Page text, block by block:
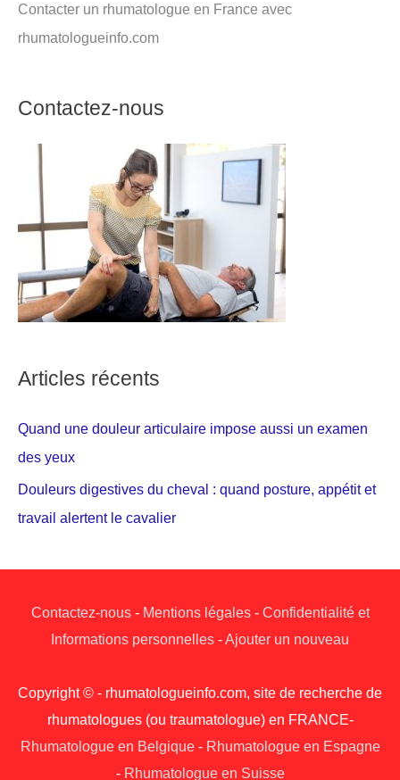
Contacter un rhumatologue en France avec
rhumatologueinfo.com
Contactez-nous
Articles récents
Quand une douleur articulaire impose aussi un examen
des yeux
Douleurs digestives du cheval : quand posture, appétit et
travail alertent le cavalier
Contactez-nous- Mentions légales- Confidentialité et
Informations personnelles -Ajouter un nouveau
Copyright © - rhumatologueinfo.com, site de recherche de
rhumatologues (ou traumatologue) en FRANCE-
Rhumatologue en Belgique- Rhumatologue en Espagne
- Rhumatologue en Suisse